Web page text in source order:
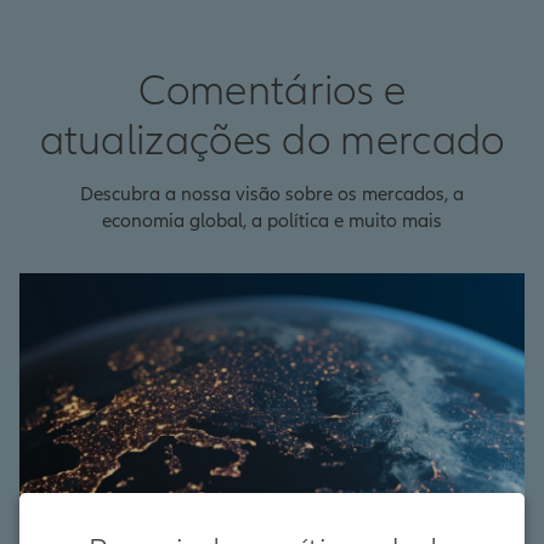
Comentários e
atualizações do mercado
Descubra a nossa visão sobre os mercados, a
economia global, a política e muito mais